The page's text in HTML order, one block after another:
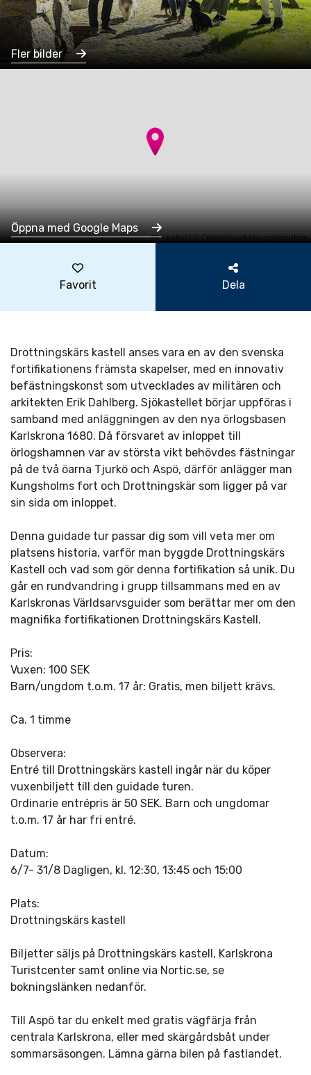
Fler bilder
Leaflet|©OpenStreetMapcontributors
Öppna med Google Maps
Favorit Dela
Drottningskärs kastell anses vara en av den svenska
fortifikationens främsta skapelser, med en innovativ
befästningskonst som utvecklades av militären och
arkitekten Erik Dahlberg. Sjökastellet börjar uppföras i
samband med anläggningen av den nya örlogsbasen
Karlskrona 1680. Då försvaret av inloppet till
örlogshamnen var av största vikt behövdes fästningar
på de två öarna Tjurkö och Aspö, därför anlägger man
Kungsholms fort och Drottningskär som ligger på var
sin sida om inloppet.
Denna guidade tur passar dig som vill veta mer om
platsens historia, varför man byggde Drottningskärs
Kastell och vad som gör denna fortifikation så unik. Du
går en rundvandring i grupp tillsammans med en av
Karlskronas Världsarvsguider som berättar mer om den
magnifika fortifikationen Drottningskärs Kastell.
Pris:
Vuxen: 100 SEK
Barn/ungdom t.o.m. 17 år: Gratis, men biljett krävs.
Ca. 1 timme
Observera:
Entré till Drottningskärs kastell ingår när du köper
vuxenbiljett till den guidade turen.
Ordinarie entrépris är 50 SEK. Barn och ungdomar
t.o.m. 17 år har fri entré.
Datum:
6/7- 31/8 Dagligen, kl. 12:30, 13:45 och 15:00
Plats:
Drottningskärs kastell
Biljetter säljs på Drottningskärs kastell, Karlskrona
Turistcenter samt online via Nortic.se, se
bokningslänken nedanför.
Till Aspö tar du enkelt med gratis vägfärja från
centrala Karlskrona, eller med skärgårdsbåt under
sommarsäsongen. Lämna gärna bilen på fastlandet.